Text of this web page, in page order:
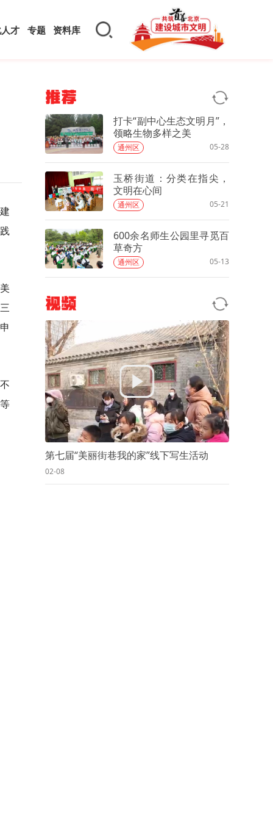
才 专题 资料库
推荐
打卡“副中心生态文明月”，
领略生物多样之美
通州区 05-28
玉桥街道：分类在指尖，
文明在心间
通州区 05-21
600余名师生公园里寻觅百
草奇方
通州区 05-13
视频
第七届“美丽街巷我的家”线下写生活动
02-08